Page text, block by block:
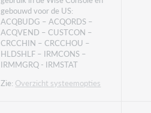
gebouwd voor de US:
ACQBUDG – ACQORDS –
ACQVEND – CUSTCON –
CRCCHIN – CRCCHOU –
HLDSHLF – IRMCONS –
IRMMGRQ - IRMSTAT
Zie: Overzicht systeemopties